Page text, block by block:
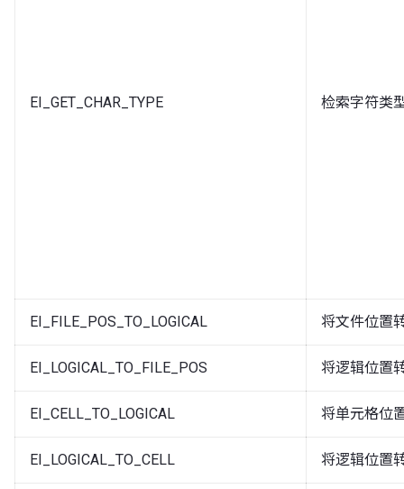
EI_GET_CHAR_TYPE 检索字符类
EI_FILE_POS_TO_LOGICAL 将文件位置
EI_LOGICAL_TO_FILE_POS 将逻辑位置
EI_CELL_TO_LOGICAL 将单元格位
EI_LOGICAL_TO_CELL 将逻辑位置